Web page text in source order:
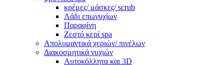
κρέμες/ μάσκες/ scrub
Λάδι επωνυχίων
Παραφίνη
Ζεστό κερί spa
Απολυμαντικά χεριών/ πινέλων
Διακοσμητικά νυχιών
Αυτοκόλλητα και 3D